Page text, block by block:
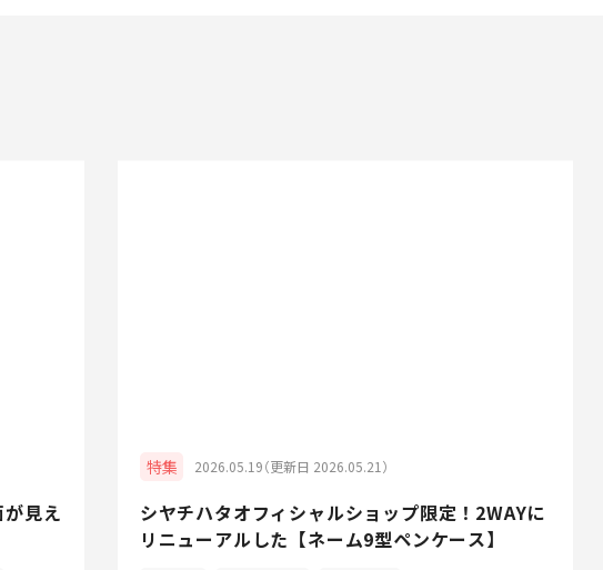
見え
特集 2026.05.19（更新日 2026.05.21）
シヤチハタオフィシャルショップ限定！2WAYに
リニューアルした【ネーム9型ペンケース】